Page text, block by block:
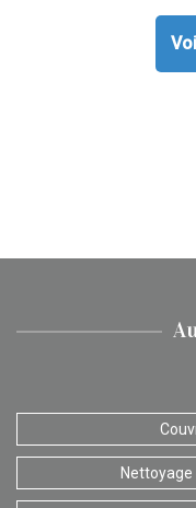
Nettoyage